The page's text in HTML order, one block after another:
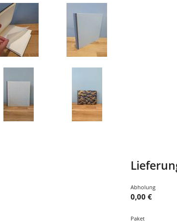
Abholung
0,00 €
Paket